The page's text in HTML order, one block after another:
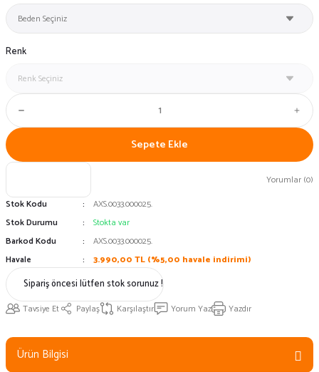
Yorumlar (0)
Stok Kodu
AXS.0033.000025.
Stok Durumu
Stokta var
Barkod Kodu
AXS.0033.000025.
Havale
3.990,00 TL (%5,00 havale indirimi)
Renk
Sepete Ekle
Sipariş öncesi lütfen stok sorunuz !
Tavsiye Et Paylaş Karşılaştır Yorum Yaz Yazdır
Ürün Bilgisi